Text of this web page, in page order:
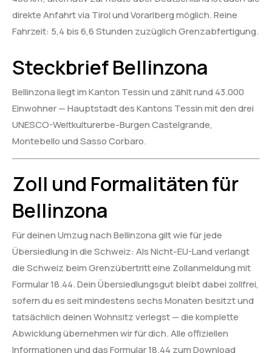
direkte Anfahrt via Tirol und Vorarlberg möglich. Reine
Fahrzeit: 5,4 bis 6,6 Stunden zuzüglich Grenzabfertigung.
Steckbrief Bellinzona
Bellinzona liegt im Kanton Tessin und zählt rund 43.000
Einwohner — Hauptstadt des Kantons Tessin mit den drei
UNESCO-Weltkulturerbe-Burgen Castelgrande,
Montebello und Sasso Corbaro.
Zoll und Formalitäten für
Bellinzona
Für deinen Umzug nach Bellinzona gilt wie für jede
Übersiedlung in die Schweiz: Als Nicht-EU-Land verlangt
die Schweiz beim Grenzübertritt eine Zollanmeldung mit
Formular 18.44. Dein Übersiedlungsgut bleibt dabei zollfrei,
sofern du es seit mindestens sechs Monaten besitzt und
tatsächlich deinen Wohnsitz verlegst — die komplette
Abwicklung übernehmen wir für dich. Alle offiziellen
Informationen und das Formular 18.44 zum Download